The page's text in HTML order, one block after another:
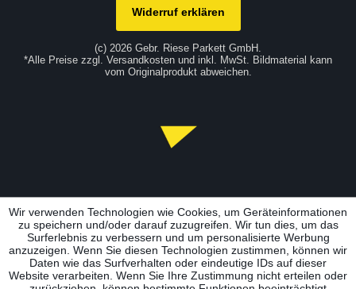
Widerruf erklären
(c) 2026 Gebr. Riese Parkett GmbH.
*Alle Preise zzgl. Versandkosten und inkl. MwSt. Bildmaterial kann
vom Originalprodukt abweichen.
Wir verwenden Technologien wie Cookies, um Geräteinformationen
zu speichern und/oder darauf zuzugreifen. Wir tun dies, um das
Surferlebnis zu verbessern und um personalisierte Werbung
anzuzeigen. Wenn Sie diesen Technologien zustimmen, können wir
Daten wie das Surfverhalten oder eindeutige IDs auf dieser
Website verarbeiten. Wenn Sie Ihre Zustimmung nicht erteilen oder